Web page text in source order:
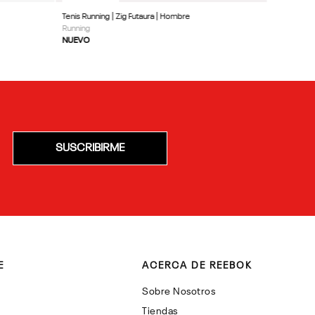
Tenis Running | Zig Futaura | Hombre
Running
NUEVO
SUSCRIBIRME
ACERCA DE REEBOK
Sobre Nosotros
Tiendas